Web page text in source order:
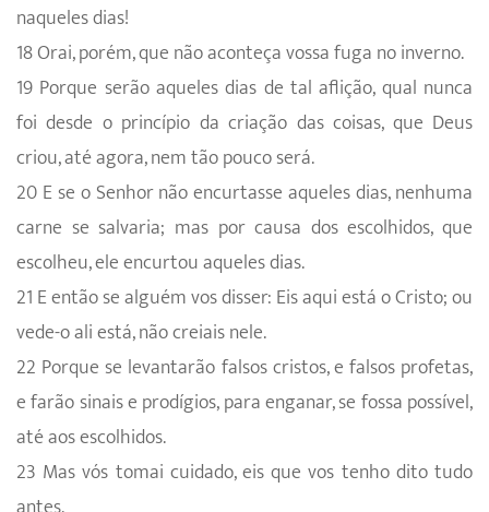
naqueles dias!
18 Orai, porém, que não aconteça vossa fuga no inverno.
19 Porque serão aqueles dias de tal aflição, qual nunca
foi desde o princípio da criação das coisas, que Deus
criou, até agora, nem tão pouco será.
20 E se o Senhor não encurtasse aqueles dias, nenhuma
carne se salvaria; mas por causa dos escolhidos, que
escolheu, ele encurtou aqueles dias.
21 E então se alguém vos disser: Eis aqui está o Cristo; ou
vede-o ali está, não creiais nele.
22 Porque se levantarão falsos cristos, e falsos profetas,
e farão sinais e prodígios, para enganar, se fossa possível,
até aos escolhidos.
23 Mas vós tomai cuidado, eis que vos tenho dito tudo